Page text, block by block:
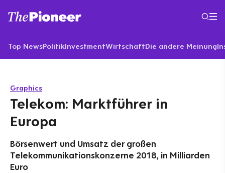
Top NewsPolitikInvestmentWirtschaftDie andere Meinung
Graphics
Telekom: Marktführer in
Europa
Börsenwert und Umsatz der großen
Telekommunikationskonzerne 2018, in Milliarden
Euro